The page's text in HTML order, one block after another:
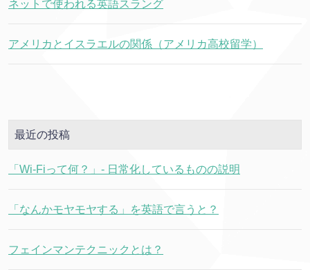
ネットで使われる英語スラング
アメリカとイスラエルの関係（アメリカ高校留学）
最近の投稿
「Wi-Fiって何？」- 日常化しているものの説明
「なんかモヤモヤする」を英語で言うと？
フェインマンテクニックとは？